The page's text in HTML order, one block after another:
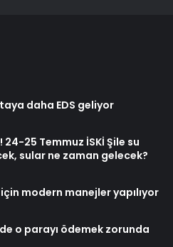
daha EDS geliyor
25 Temmuz İSKİ Şile su
sular ne zaman gelecek?
modern manejler yapılıyor
o parayı ödemek zorunda